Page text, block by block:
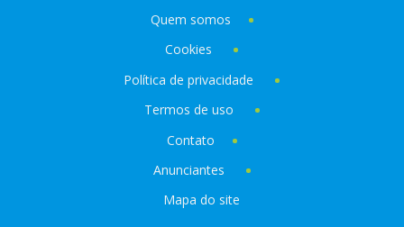
Quem somos
Cookies
Política de privacidade
Termos de uso
Contato
Anunciantes
Mapa do site